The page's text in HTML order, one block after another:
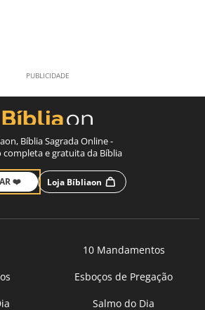
Bíblia Sagrada Online -
completa e gratuita da Bíblia
❤️ Loja Bíbliaon
10 Mandamentos
Esboços de Pregação
Salmo do Dia